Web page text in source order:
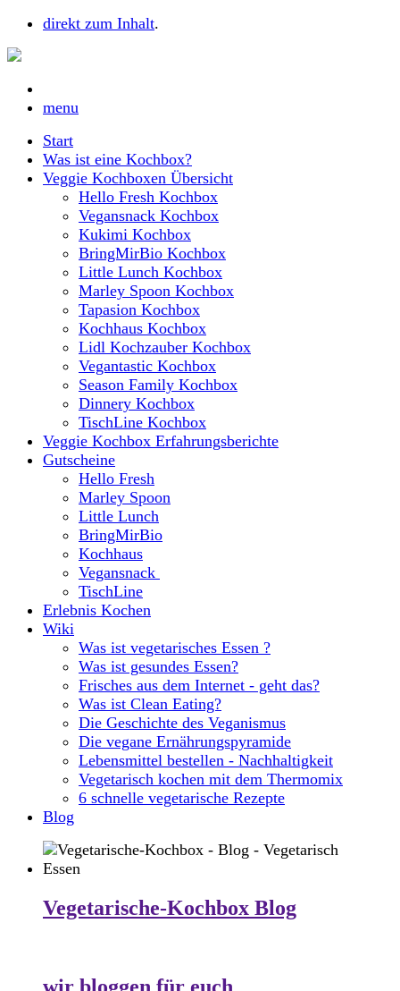
direkt zum Inhalt.
menu
Start
Was ist eine Kochbox?
Veggie Kochboxen Übersicht
Hello Fresh Kochbox
Vegansnack Kochbox
Kukimi Kochbox
BringMirBio Kochbox
Little Lunch Kochbox
Marley Spoon Kochbox
Tapasion Kochbox
Kochhaus Kochbox
Lidl Kochzauber Kochbox
Vegantastic Kochbox
Season Family Kochbox
Dinnery Kochbox
TischLine Kochbox
Veggie Kochbox Erfahrungsberichte
Gutscheine
Hello Fresh
Marley Spoon
Little Lunch
BringMirBio
Kochhaus
Vegansnack
TischLine
Erlebnis Kochen
Wiki
Was ist vegetarisches Essen ?
Was ist gesundes Essen?
Frisches aus dem Internet - geht das?
Was ist Clean Eating?
Die Geschichte des Veganismus
Die vegane Ernährungspyramide
Lebensmittel bestellen - Nachhaltigkeit
Vegetarisch kochen mit dem Thermomix
6 schnelle vegetarische Rezepte
Blog
Vegetarische-Kochbox Blog
wir bloggen für euch